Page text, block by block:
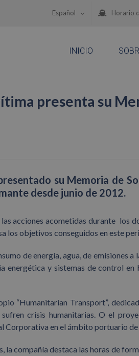
Español Horario
INICIO
presenta su
su Memoria de
desde junio de 2012.
acciones acometidas durante los
los objetivos conseguidos en este
de energía, agua, de emisiones
energética y sistemas de control
“Humanitarian Transport”,
crisis humanitarias. O el
en el ámbito portuario de
la compañía destaca las horas de